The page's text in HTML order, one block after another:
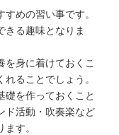
めの習い事です。
きる趣味となりま
を身に着けておくこ
ることでしょう。
礎を作っておくこと
ド活動・吹奏楽など
す。